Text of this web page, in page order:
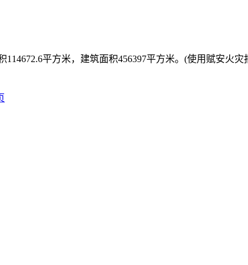
平方米，建筑面积456397平方米。(使用赋安火灾